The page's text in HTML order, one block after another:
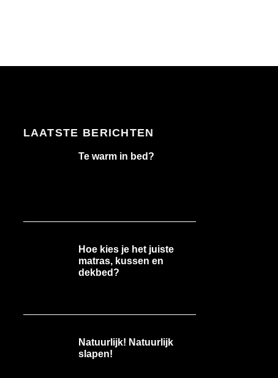
LAATSTE BERICHTEN
Te warm in bed?
Hoe kies je het juiste
matras, kussen en
dekbed?
Natuurlijk! Natuurlijk
slapen!